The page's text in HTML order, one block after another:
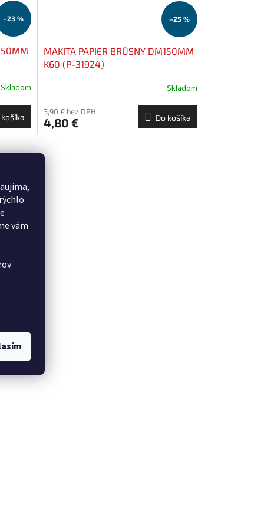
vám
–23 %
Skladom
košíka
–25 %
MAKITA PAPIER BRÚSNY DM150MM
K60 (P-31924)
Skladom
3,90 € bez DPH
4,80 € Do košíka